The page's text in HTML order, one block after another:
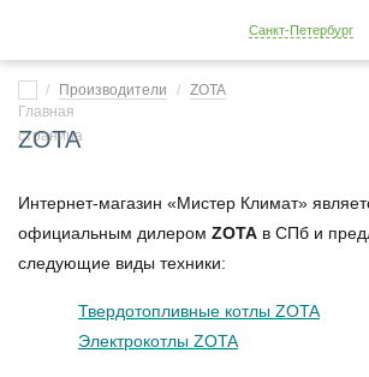
Санкт-Петербург
Производители ZOTA
ZOTA
Интернет-магазин «Мистер Климат»
официальным дилером ZOTA в СПб и
следующие виды техники:
Твердотопливные котлы ZOTA
Электрокотлы ZOTA